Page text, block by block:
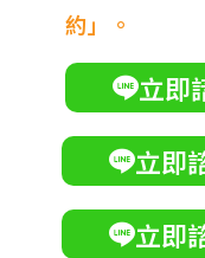
約」。
立即
立即
立即